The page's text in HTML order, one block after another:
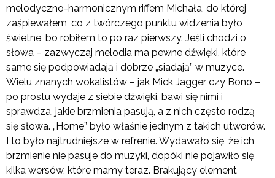
melodyczno-harmonicznym riffem Michała, do której
zaśpiewałem, co z twórczego punktu widzenia było
świetne, bo robiłem to po raz pierwszy. Jeśli chodzi o
słowa – zazwyczaj melodia ma pewne dźwięki, które
same się podpowiadają i dobrze „siadają” w muzyce.
Wielu znanych wokalistów – jak Mick Jagger czy Bono –
po prostu wydaje z siebie dźwięki, bawi się nimi i
sprawdza, jakie brzmienia pasują, a z nich często rodzą
się słowa. „Home” było właśnie jednym z takich utworów.
I to było najtrudniejsze w refrenie. Wydawało się, że ich
brzmienie nie pasuje do muzyki, dopóki nie pojawiło się
kilka wersów, które mamy teraz. Brakujący element